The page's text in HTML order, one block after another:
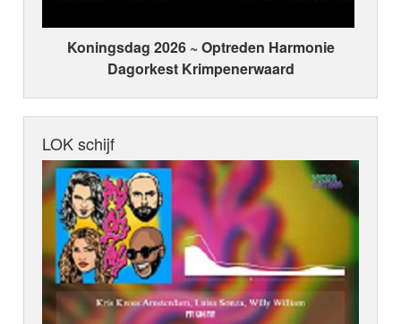
Koningsdag 2026 ~ Optreden Harmonie
Dagorkest Krimpenerwaard
LOK schijf